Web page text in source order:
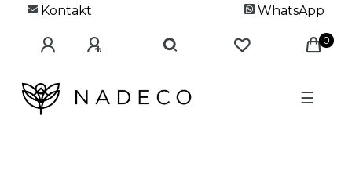
Kontakt WhatsApp
0
☰